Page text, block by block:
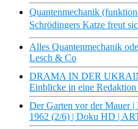
Quantenmechanik
Schrödingers Katze freut
Alles Quantenmechanik
Lesch & Co
DRAMA IN DER
Einblicke in eine
Der Garten vor der Mauer
1962 (2/6) | Doku HD |